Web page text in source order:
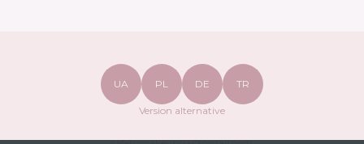
UA PL DE TR
Version alternative